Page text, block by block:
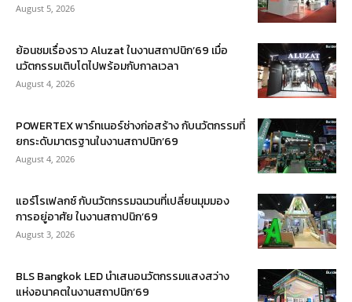
August 5, 2026
ย้อนชมเรื่องราว Aluzat ในงานสถาปนิก’69 เมื่อ
นวัตกรรมเติบโตไปพร้อมกับกาลเวลา
August 4, 2026
POWERTEX พาร์ทเนอร์ช่างก่อสร้าง กับนวัตกรรมที่
ยกระดับมาตรฐานในงานสถาปนิก’69
August 4, 2026
แอร์โรเฟลกซ์ กับนวัตกรรมฉนวนที่เปลี่ยนมุมมอง
การอยู่อาศัย ในงานสถาปนิก’69
August 3, 2026
BLS Bangkok LED นำเสนอนวัตกรรมแสงสว่าง
แห่งอนาคตในงานสถาปนิก’69